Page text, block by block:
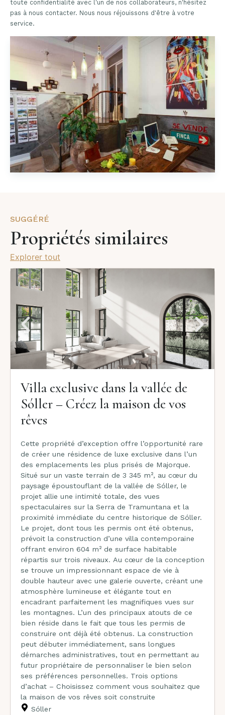
toute confidentialité avec l'un de nos collaborateurs, n'hésitez
pas à nous contacter. Nous nous réjouissons d'être à votre
service.
SUGGÉRÉ
Propriétés similaires
Explorer tout
Villa exclusive dans la vallée de
Sóller – Créez la maison de vos
rêves
Cette propriété d’exception offre l’opportunité rare
de créer une résidence de luxe exclusive dans l’un
des emplacements les plus prisés de Majorque.
Situé sur un vaste terrain de 3 345 m², au cœur du
paysage époustouflant de la vallée de Sóller, le
projet allie une intimité totale, des vues
spectaculaires sur la Serra de Tramuntana et la
proximité immédiate du centre historique de Sóller.
Le projet, dont tous les permis ont été obtenus,
prévoit la construction d’une villa contemporaine
offrant environ 604 m² de surface habitable
répartis sur trois niveaux. Au cœur de la conception
se trouve un impressionnant espace de vie à
double hauteur avec une galerie ouverte, créant une
atmosphère lumineuse et élégante tout en
encadrant parfaitement les magnifiques vues sur
les montagnes. L’un des principaux atouts de ce
bien réside dans le fait que tous les permis de
construire ont déjà été obtenus. La construction
peut débuter immédiatement, sans longues
démarches administratives, tout en permettant au
futur propriétaire de personnaliser le bien selon
ses préférences personnelles. Trois options
d’achat – Choisissez comment vous souhaitez que
la maison de vos rêves soit construite
Sóller